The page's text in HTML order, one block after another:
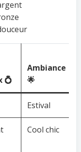
💍
Ambiance
🌟
Estival
Cool chic